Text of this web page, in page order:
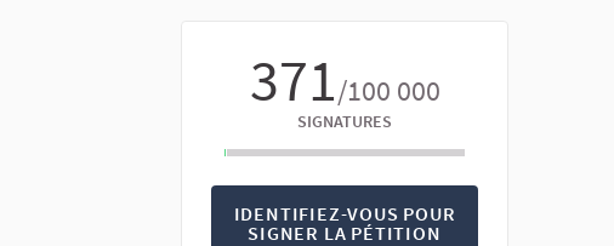
371/100 000
SIGNATURES
IDENTIFIEZ-VOUS POUR
SIGNER LA PÉTITION